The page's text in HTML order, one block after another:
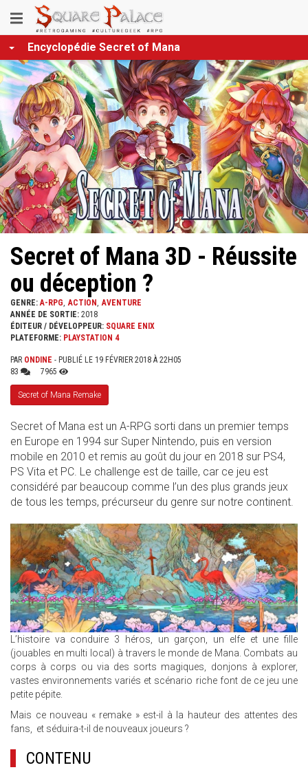
au
contenu
principal
Toggle
navigation
Encyclopédie Secret of Mana
Secret of Mana 3D - Réussite
ou déception ?
GENRE:A-RPG ACTION
AVENTURE
ANNÉE DE SORTIE: 2018
ÉDITEUR / DÉVELOPPEUR: SQUARE ENIX
PLATEFORME: PLAYSTATION 4
PAR ONDINE - PUBLIÉ LE 19 FÉVRIER 2018 À 22H05
83
7965
Secret of Mana Remake
Secret of Mana est un A-RPG sorti dans un premier temps
en Europe en 1994 sur Super Nintendo, puis en version
mobile en 2010 et remis au goût du jour en 2018 sur PS4,
PS Vita et PC. Le challenge est de taille, car ce jeu est
considéré par beaucoup comme l’un des plus grands jeux
de tous les temps, précurseur du genre sur notre continent.
SANS_TITRE_.JPG
L’histoire va conduire 3 héros, un garçon, un elfe et une fille
(jouables en multi local) à travers le monde de Mana. Combats au
corps à corps ou via des sorts magiques, donjons à explorer,
vastes environnements variés et scénario riche font de ce jeu une
petite pépite.
Mais ce nouveau « remake » est-il à la hauteur des attentes des
fans, et séduira-t-il de nouveaux joueurs ?
CONTENU